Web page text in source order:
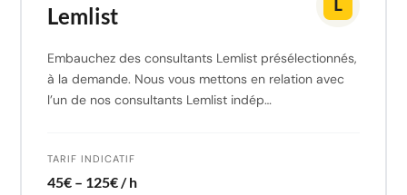
Lemlist
Embauchez des consultants Lemlist présélectionnés,
à la demande. Nous vous mettons en relation avec
l’un de nos consultants Lemlist indép…
TARIF INDICATIF
45€ – 125€ / h